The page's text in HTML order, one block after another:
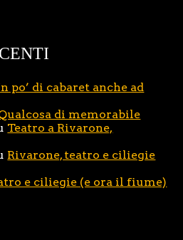
po’ di cabaret anche ad
di memorabile
Teatro a Rivarone,
Rivarone, teatro e ciliegie
e ciliegie (e ora il fiume)